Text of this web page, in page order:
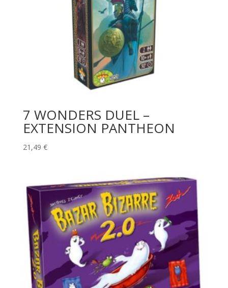
7 WONDERS DUEL –
EXTENSION PANTHEON
21,49 €